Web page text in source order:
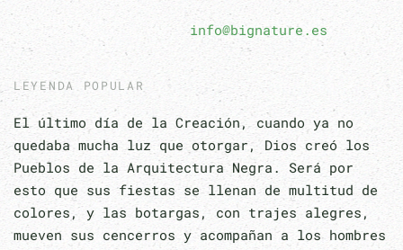
info@bignature.es
LEYENDA POPULAR
El último día de la Creación, cuando ya no
quedaba mucha luz que otorgar, Dios creó los
Pueblos de la Arquitectura Negra. Será por
esto que sus fiestas se llenan de multitud de
colores, y las botargas, con trajes alegres,
mueven sus cencerros y acompañan a los hombres